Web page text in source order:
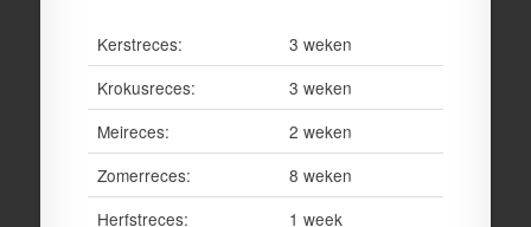
Kerstreces:
3 weken
Krokusreces:
3 weken
Meireces:
2 weken
Zomerreces:
8 weken
Herfstreces:
1 week